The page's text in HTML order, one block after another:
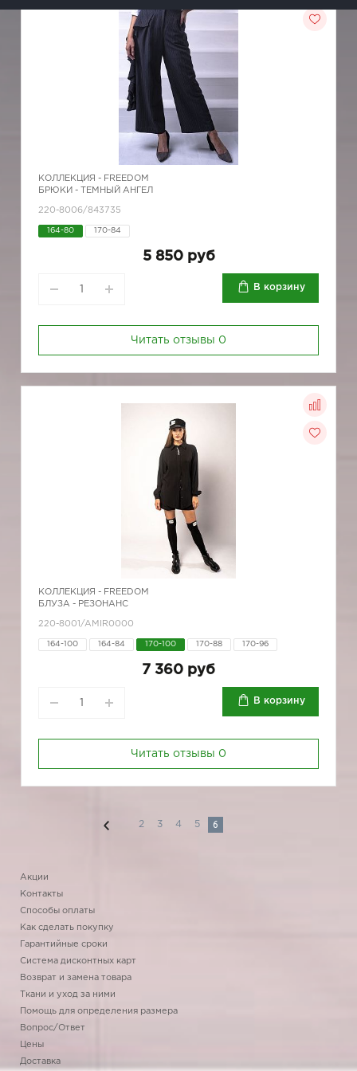
КОЛЛЕКЦИЯ - FREEDOM
БРЮКИ - ТЕМНЫЙ АНГЕЛ
220-8006/843735
164-80 170-84
5 850 руб
В корзину
Читать отзывы 0
КОЛЛЕКЦИЯ - FREEDOM
БЛУЗА - РЕЗОНАНС
220-8001/AMIR0000
164-100 164-84 170-100 170-88 170-96
7 360 руб
В корзину
Читать отзывы 0
2 3 4 5 6
Акции
Контакты
Способы оплаты
Как сделать покупку
Гарантийные сроки
Система дисконтных карт
Возврат и замена товара
Ткани и уход за ними
Помощь для определения размера
Вопрос/Ответ
Цены
Доставка